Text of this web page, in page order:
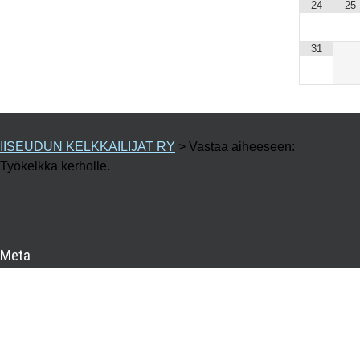
24 25
31
IISEUDUN KELKKAILIJAT RY > Vastaa aiheeseen:
Työkelkka kerholle.
Meta